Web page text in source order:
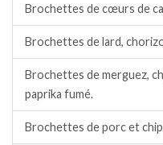
Brochettes de cœurs de
Brochettes de lard,
Brochettes de merguez,
paprika fumé.
Brochettes de porc et